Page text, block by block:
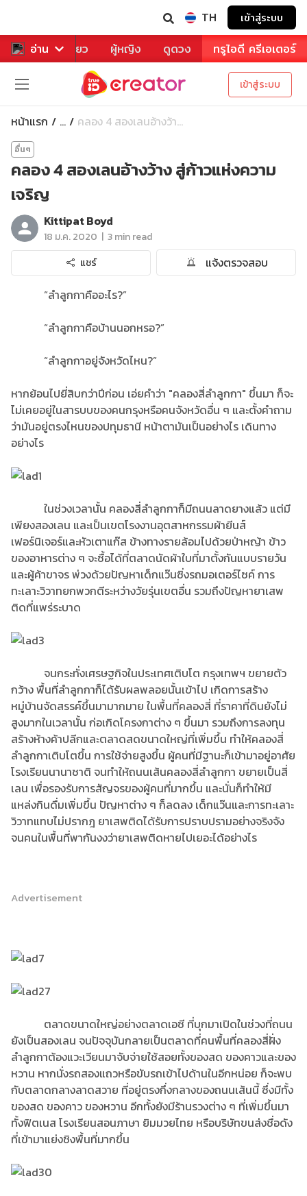
TH เข้าสู่ระบบ
อ่าน
หาร ท่องเที่ยว ผู้หญิง ดูดวง ทรูไอดี ครีเอเตอร์
เข้าสู่ระบบ
หน้าแรก ... คลอง 4 สองเลนอ้างว้า...
อื่นๆ
คลอง 4 สองเลนอ้างว้าง สู่ก้าวแห่งความ
เจริญ
Kittipat Boyd
18 ม.ค. 2020 | 3 min read
แชร์
แจ้งตรวจสอบ
“ลำลูกกาคืออะไร?”
“ลำลูกกาคือบ้านนอกหรอ?”
“ลำลูกกาอยู่จังหวัดไหน?”
หากย้อนไปยี่สิบกว่าปีก่อน เอ่ยคำว่า "คลองสี่ลำลูกกา" ขึ้นมา ก็จะ
ไม่เคยอยู่ในสารบบของคนกรุงหรือคนจังหวัดอื่น ๆ และตั้งคำถาม
ว่ามันอยู่ตรงไหนของปทุมธานี หน้าตามันเป็นอย่างไร เดินทาง
อย่างไร
ในช่วงเวลานั้น คลองสี่ลำลูกกาก็มีถนนลาดยางแล้ว แต่มี
เพียงสองเลน และเป็นเขตโรงงานอุตสาหกรรมผ้ายีนส์
เฟอร์นิเจอร์และหัวเตาแก๊ส ข้างทางรายล้อมไปด้วยป่าหญ้า ข้าว
ของอาหารต่าง ๆ จะซื้อได้ที่ตลาดนัดผ้าใบที่มาตั้งกันแบบรายวัน
และผู้ค้าขาจร พ่วงด้วยปัญหาเด็กแว๊นซิ่งรถมอเตอร์ไซค์ การ
ทะเลาะวิวาทยกพวกตีระหว่างวัยรุ่นเขตอื่น รวมถึงปัญหายาเสพ
ติดที่แพร่ระบาด
จนกระทั่งเศรษฐกิจในประเทศเติบโต กรุงเทพฯ ขยายตัว
กว้าง พื้นที่ลำลูกกาก็ได้รับผลพลอยนั้นเข้าไป เกิดการสร้าง
หมู่บ้านจัดสรรค์ขึ้นมามากมาย ในพื้นที่คลองสี่ ที่ราคาที่ดินยังไม่
สูงมากในเวลานั้น ก่อเกิดโครงกาต่าง ๆ ขึ้นมา รวมถึงการลงทุน
สร้างห้างค้าปลีกและตลาดสดขนาดใหญ่ที่เพิ่มขึ้น ทำให้คลองสี่
ลำลูกกาเติบโตขึ้น การใช้จ่ายสูงขึ้น ผู้คนที่มีฐานะก็เข้ามาอยู่อาศัย
โรงเรียนนานาชาติ จนทำให้ถนนเส้นคลองสี่ลำลูกกา ขยายเป็นสี่
เลน เพื่อรองรับการสัญจรของผู้คนที่มากขึ้น และนั่นก็ทำให้มี
แหล่งกินดื่มเพิ่มขึ้น ปัญหาต่าง ๆ ก็ลดลง เด็กแว๊นและการทะเลาะ
วิวาทแทบไม่ปรากฎ ยาเสพติดได้รับการปราบปรามอย่างจริงจัง
จนคนในพื้นที่พากันงงว่ายาเสพติดหายไปเยอะได้อย่างไร
Advertisement
ตลาดขนาดใหญ่อย่างตลาดเอซี ที่บุกมาเปิดในช่วงที่ถนน
ยังเป็นสองเลน จนปัจจุบันกลายเป็นตลาดที่คนพื้นที่คลองสี่ฝั่ง
ลำลูกกาต้องแวะเวียนมาจับจ่ายใช้สอยทั้งของสด ของคาวและของ
หวาน หากนั่งรถสองแถวหรือขับรถเข้าไปด้านในอีกหน่อย ก็จะพบ
กับตลาดกลางลาดสวาย ที่อยู่ตรงกึ่งกลางของถนนเส้นนี้ ซึ่งมีทั้ง
ของสด ของคาว ของหวาน อีกทั้งยังมีร้านรวงต่าง ๆ ที่เพิ่มขึ้นมา
ทั้งฟิตเนส โรงเรียนสอนภาษา ยิมมวยไทย หรือบริษัทขนส่งชื่อดัง
ที่เข้ามาแย่งชิงพื้นที่มากขึ้น